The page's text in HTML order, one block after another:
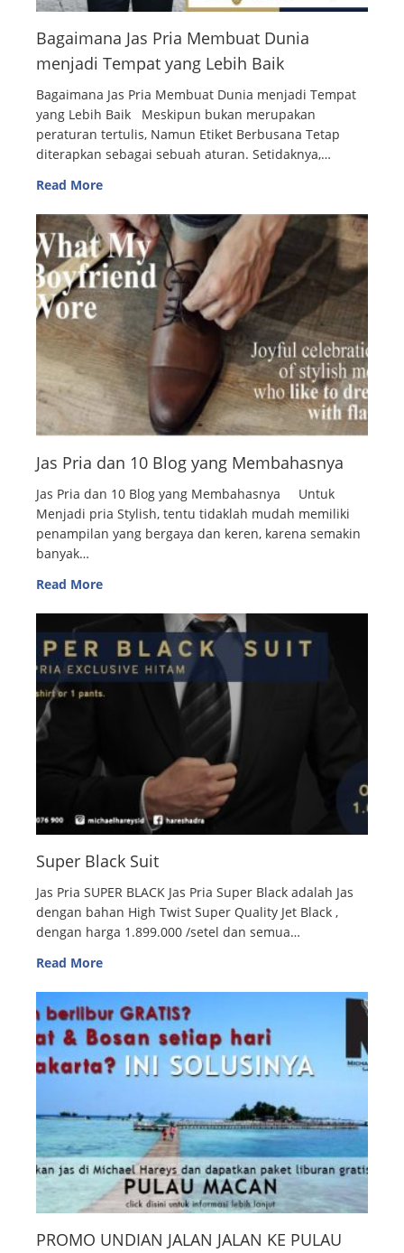
Bagaimana Jas Pria Membuat Dunia
menjadi Tempat yang Lebih Baik
Bagaimana Jas Pria Membuat Dunia menjadi Tempat
yang Lebih Baik Meskipun bukan merupakan
peraturan tertulis, Namun Etiket Berbusana Tetap
diterapkan sebagai sebuah aturan. Setidaknya,…
Read More
Jas Pria dan 10 Blog yang Membahasnya
Jas Pria dan 10 Blog yang Membahasnya Untuk
Menjadi pria Stylish, tentu tidaklah mudah memiliki
penampilan yang bergaya dan keren, karena semakin
banyak…
Read More
Super Black Suit
Jas Pria SUPER BLACK Jas Pria Super Black adalah Jas
dengan bahan High Twist Super Quality Jet Black ,
dengan harga 1.899.000 /setel dan semua…
Read More
PROMO UNDIAN JALAN JALAN KE PULAU